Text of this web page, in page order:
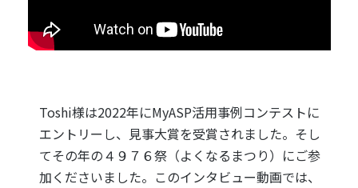
Toshi様は2022年にMyASP活用事例コンテストに
エントリーし、見事大賞を受賞されました。そし
てその年の４９７６祭（よくなるまつり）にご参
加くださいました。このインタビュー動画では、